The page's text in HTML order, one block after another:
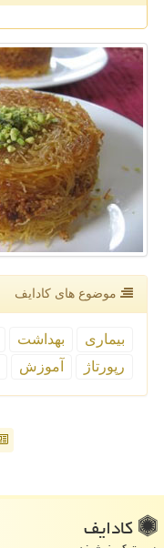
موضوع های كادایف
بیماری بهداشت
رپورتاژ
آموزش
كادایف